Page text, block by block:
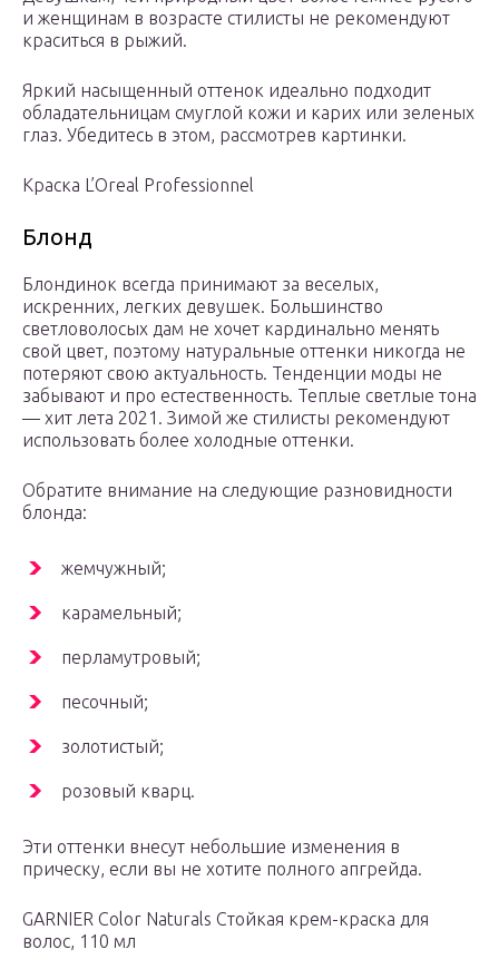
и женщинам в возрасте стилисты не рекомендуют
краситься в рыжий.
Яркий насыщенный оттенок идеально подходит
обладательницам смуглой кожи и карих или зеленых
глаз. Убедитесь в этом, рассмотрев картинки.
Краска L’Oreal Professionnel
Блонд
Блондинок всегда принимают за веселых,
искренних, легких девушек. Большинство
светловолосых дам не хочет кардинально менять
свой цвет, поэтому натуральные оттенки никогда не
потеряют свою актуальность. Тенденции моды не
забывают и про естественность. Теплые светлые тона
— хит лета 2021. Зимой же стилисты рекомендуют
использовать более холодные оттенки.
Обратите внимание на следующие разновидности
блонда:
жемчужный;
карамельный;
перламутровый;
песочный;
золотистый;
розовый кварц.
Эти оттенки внесут небольшие изменения в
прическу, если вы не хотите полного апгрейда.
GARNIER Color Naturals Стойкая крем-краска для
волос, 110 мл